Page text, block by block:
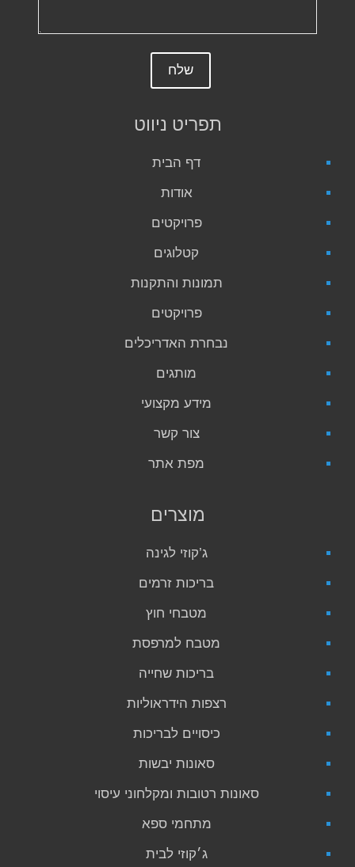
תפריט ניווט
דף הבית
אודות
פרויקטים
קטלוגים
תמונות והתקנות
פרויקטים
נבחרת האדריכלים
מותגים
מידע מקצועי
צור קשר
מפת אתר
מוצרים
ג’קוזי לגינה
בריכות זרמים
מטבחי חוץ
מטבח למרפסת
בריכות שחייה
רצפות הידראוליות
כיסויים לבריכות
סאונות יבשות
סאונות רטובות ומקלחוני עיסוי
מתחמי ספא
ג׳קוזי לבית